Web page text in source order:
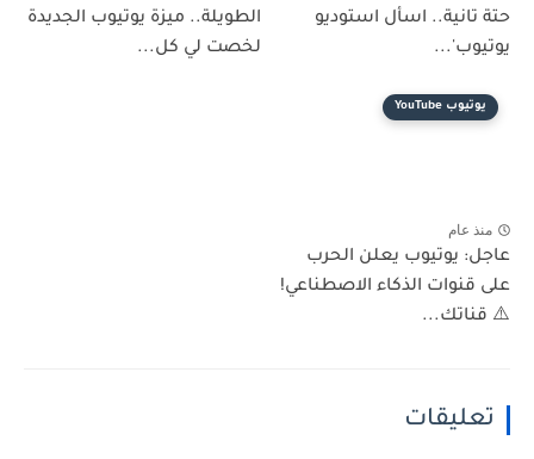
حتة تانية.. اسأل استوديو
يوتيوب'...
الطويلة.. ميزة يوتيوب الجديدة
لخصت لي كل...
يوتيوب YouTube
منذ عام
عاجل: يوتيوب يعلن الحرب
على قنوات الذكاء الاصطناعي!
⚠️ قناتك...
تعليقات